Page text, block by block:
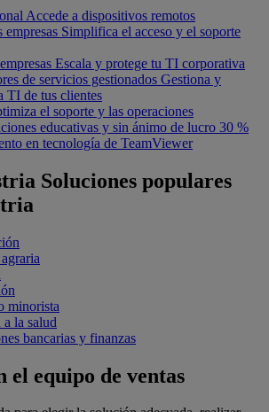
Accede a dispositivos remotos
empresas Simplifica el acceso y el soporte
Escala y protege tu TI corporativa
de servicios gestionados Gestiona y
TI de tus clientes
el soporte y las operaciones
educativas y sin ánimo de lucro 30 %
en tecnología de TeamViewer
Soluciones populares
minorista
la salud
bancarias y finanzas
el equipo de ventas